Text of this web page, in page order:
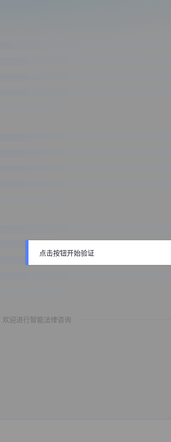
欢迎进行智能法律咨询
点击按钮开始验证